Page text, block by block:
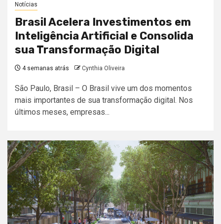
Notícias
Brasil Acelera Investimentos em
Inteligência Artificial e Consolida
sua Transformação Digital
4 semanas atrás Cynthia Oliveira
São Paulo, Brasil – O Brasil vive um dos momentos
mais importantes de sua transformação digital. Nos
últimos meses, empresas...